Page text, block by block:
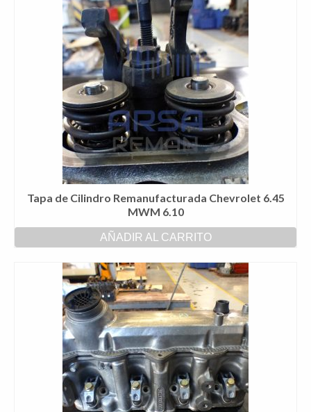
Tapa de Cilindro Remanufacturada Chevrolet 6.45
MWM 6.10
AÑADIR AL CARRITO